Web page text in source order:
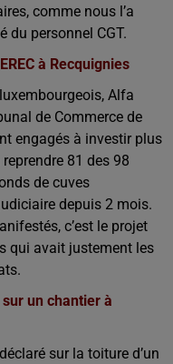
comme nous l’a
du personnel CGT.
à Recquignies
Alfa
de Commerce de
engagés à investir plus
81 des 98
de cuves
depuis 2 mois.
c’est le projet
qui avait justement les
un chantier à
sur la toiture d’un